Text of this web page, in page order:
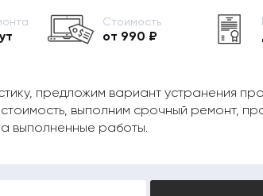
Стоимость
от 990 ₽
предложим вариант устранения
выполним срочный ремонт,
выполненные работы.